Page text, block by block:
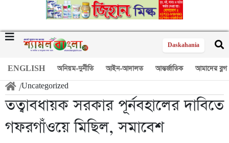
Daskahania
ENGLISH অনিয়ম-দুর্নীতি আইন-আদালত আন্তর্জাতিক আমাদের ব্লগ
/Uncategorized
তত্বাবধায়ক সরকার পূর্নবহালের দাবিতে
গফরগাঁওয়ে মিছিল, সমাবেশ